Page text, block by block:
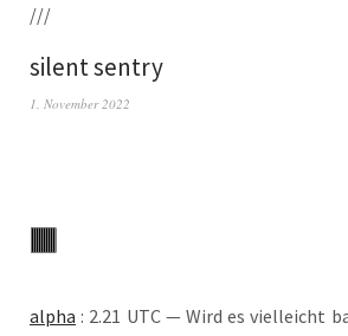
///
silent sentry
1. November 2022
alpha : 2.21 UTC — Wird es viel­leicht